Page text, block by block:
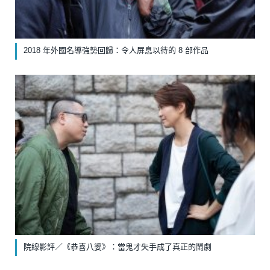
2018 年外國名導強勢回歸：令人屏息以待的 8 部作品
院線影評／《恭喜八婆》：當鬼才失手成了真正的鬧劇